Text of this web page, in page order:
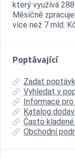
který využívá
Měsíčně
více než 7 mld.
Poptávající
Zadat
Vyhledat v
Informace
Katalog
Často
Obchodní